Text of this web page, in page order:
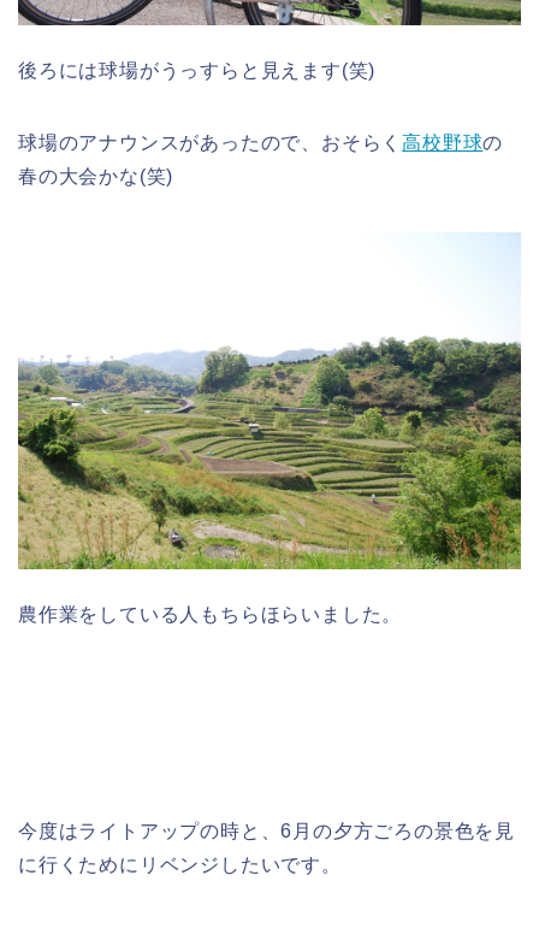
後ろには球場がうっすらと見えます(笑)
球場のアナウンスがあったので、おそらく高校野球の
春の大会かな(笑)
農作業をしている人もちらほらいました。
今度はライトアップの時と、6月の夕方ごろの景色を見
に行くためにリベンジしたいです。